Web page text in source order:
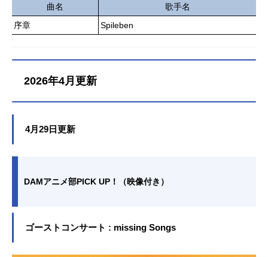
曲名
歌手名
序章
Spileben
2026年4月更新
4月29日更新
DAMアニメ部PICK UP！（映像付き）
ゴーストコンサート : missing Songs